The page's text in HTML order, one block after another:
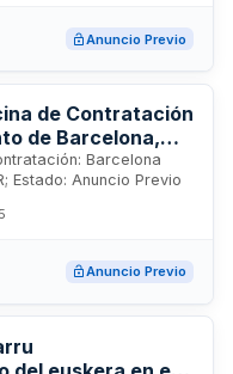
y
así como
derivadas de la
es facilitar el acceso a
que la población
en el ámbito
Anuncio Previo
de Contratación
de Barcelona,
pública
es la
a la futura
el
implementará a
Barcelona
Estado: Anuncio Previo
Anuncio Previo